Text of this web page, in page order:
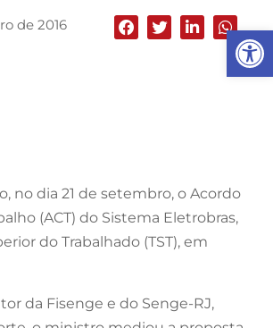
Abrir
de 2016
no dia 21 de setembro, o Acordo
(ACT) do Sistema Eletrobras,
do Trabalhado (TST), em
da Fisenge e do Senge-RJ,